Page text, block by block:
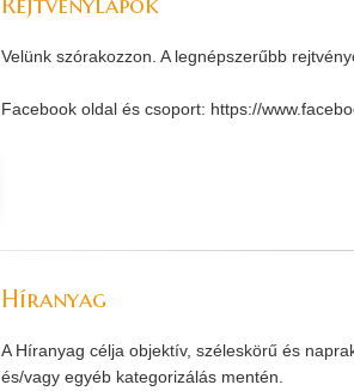
Velünk szórakozzon. A legnépszerűbb
Facebook oldal és csoport: https://
Híranyag
A Híranyag célja objektív, széleskörű és
és/vagy egyéb kategorizálás mentén.